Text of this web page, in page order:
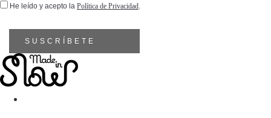
He leído y acepto la Política de Privacidad.
SUSCRÍBETE